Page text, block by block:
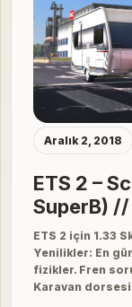
Aralık 2, 2018
ETS 2 –
SuperB) //
ETS 2 için 1.33
Yenilikler: En
fizikler. Fren
Karavan